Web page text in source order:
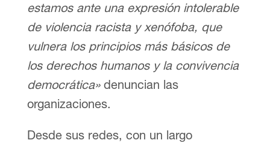
estamos ante una expresión intolerable
de violencia racista y xenófoba, que
vulnera los principios más básicos de
los derechos humanos y la convivencia
democrática»denuncian las
organizaciones.
Desde sus redes, con un largo